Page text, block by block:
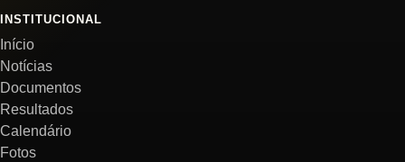
INSTITUCIONAL
Início
Notícias
Documentos
Resultados
Calendário
Fotos